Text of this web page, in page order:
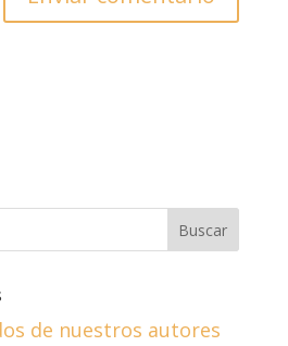
de nuestros autores